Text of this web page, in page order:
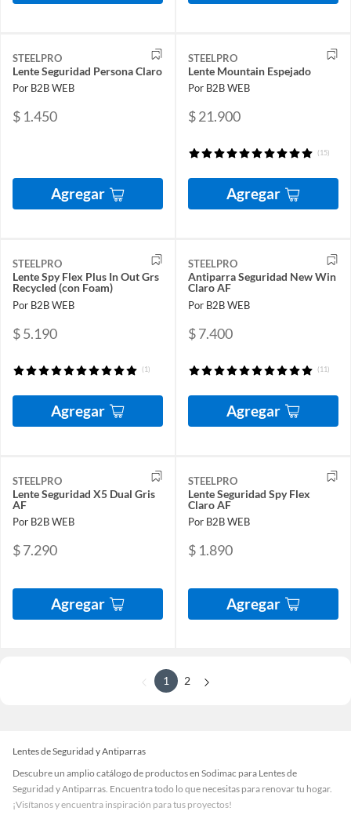
STEELPRO
Lente Seguridad Persona Claro
Por B2B WEB
$ 1.450
Agregar
STEELPRO
Lente Mountain Espejado
Por B2B WEB
$ 21.900
(15)
Agregar
STEELPRO
Lente Spy Flex Plus In Out Grs
Recycled (con Foam)
Por B2B WEB
$ 5.190
(1)
Agregar
STEELPRO
Antiparra Seguridad New Win
Claro AF
Por B2B WEB
$ 7.400
(11)
Agregar
STEELPRO
Lente Seguridad X5 Dual Gris
AF
Por B2B WEB
$ 7.290
Agregar
STEELPRO
Lente Seguridad Spy Flex
Claro AF
Por B2B WEB
$ 1.890
Agregar
1 2
Lentes de Seguridad y Antiparras
Descubre un amplio catálogo de productos en Sodimac para Lentes de
Seguridad y Antiparras. Encuentra todo lo que necesitas para renovar tu hogar.
¡Visítanos y encuentra inspiración para tus proyectos!